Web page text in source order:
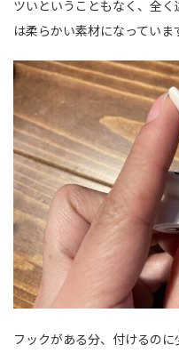
ツいということもなく、全
は柔らかい素材になっていま
フックがある分、付けるの